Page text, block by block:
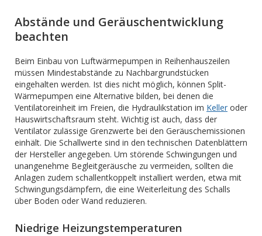
Abstände und Geräuschentwicklung
beachten
Beim Einbau von Luftwärmepumpen in Reihenhauszeilen
müssen Mindestabstände zu Nachbargrundstücken
eingehalten werden. Ist dies nicht möglich, können Split-
Wärmepumpen eine Alternative bilden, bei denen die
Ventilatoreinheit im Freien, die Hydraulikstation im Keller oder
Hauswirtschaftsraum steht. Wichtig ist auch, dass der
Ventilator zulässige Grenzwerte bei den Geräuschemissionen
einhält. Die Schallwerte sind in den technischen Datenblättern
der Hersteller angegeben. Um störende Schwingungen und
unangenehme Begleitgeräusche zu vermeiden, sollten die
Anlagen zudem schallentkoppelt installiert werden, etwa mit
Schwingungsdämpfern, die eine Weiterleitung des Schalls
über Boden oder Wand reduzieren.
Niedrige Heizungstemperaturen